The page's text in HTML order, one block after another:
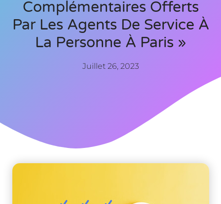
Complémentaires Offerts
Par Les Agents De Service À
La Personne À Paris »
Juillet 26, 2023